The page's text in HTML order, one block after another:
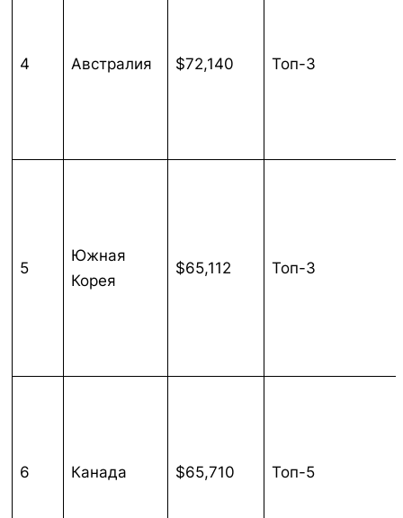
4 Австралия $72,140 Топ-3
5
Южная
Корея
$65,112 Топ-3
6 Канада $65,710 Топ-5